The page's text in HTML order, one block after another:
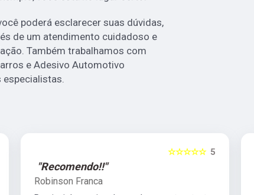
poderá esclarecer suas dúvidas,
de um atendimento cuidadoso e
Também trabalhamos com
e Adesivo Automotivo
especialistas.
5
☆☆☆☆☆
"Recomendo!!"
Robinson Franca